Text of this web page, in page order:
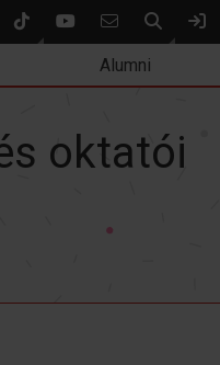
Keresés
Alumni
oktatói